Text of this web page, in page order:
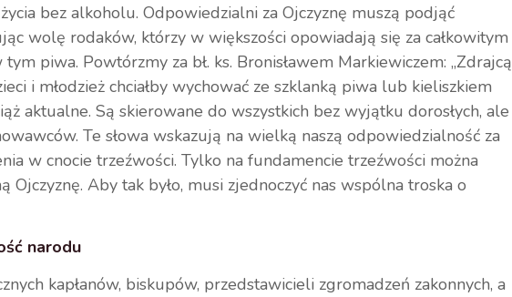
bez alkoholu. Odpowiedzialni za Ojczyznę muszą podjąć
wolę rodaków, którzy w większości opowiadają się za całkowitym
piwa. Powtórzmy za bł. ks. Bronisławem Markiewiczem: „Zdrajcą
i młodzież chciałby wychować ze szklanką piwa lub kieliszkiem
aktualne. Są skierowane do wszystkich bez wyjątku dorosłych, ale
Te słowa wskazują na wielką naszą odpowiedzialność za
w cnocie trzeźwości. Tylko na fundamencie trzeźwości można
Aby tak było, musi zjednoczyć nas wspólna troska o
narodu
kapłanów, biskupów, przedstawicieli zgromadzeń zakonnych, a